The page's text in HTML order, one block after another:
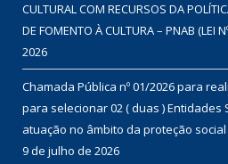
CULTURAL COM RECURSOS DA
DE FOMENTO À CULTURA – PNAB (LEI
2026
Chamada Pública nº 01/2026 para
para selecionar 02 ( duas ) Entidades
atuação no âmbito da proteção social
9 de julho de 2026